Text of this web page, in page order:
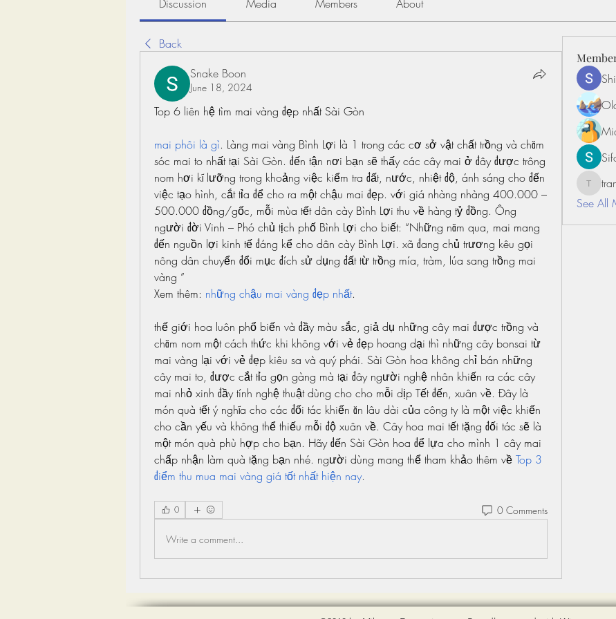
Discussion Media Members About
Back
Snake Boon
June 18, 2024
Top 6 liên hệ tìm mai vàng đẹp nhất Sài Gòn
mai phôi là gì. Làng mai vàng Bình Lợi là 1 trong các cơ sở vật chất trồng và chăm
sóc mai to nhất tại Sài Gòn. đến tận nơi bạn sẽ thấy các cây mai ở đây được trông
nom hơi kĩ lưỡng trong khoảng việc kiểm tra đất, nước, nhiệt độ, ánh sáng cho đến
việc tạo hình, cắt tỉa để cho ra một chậu mai đẹp. với giá nhàng nhàng 400.000 –
500.000 đồng/gốc, mỗi mùa tết dân cày Bình Lợi thu về hàng tỷ đồng. Ông
người đời Vinh – Phó chủ tịch phố Bình Lợi cho biết: “Những năm qua, mai mang
đến nguồn lợi kinh tế đáng kể cho dân cày Bình Lợi. xã đang chủ trương kêu gọi
nông dân chuyển đổi mục đích sử dụng đất từ trồng mía, tràm, lúa sang trồng mai
vàng ”
Xem thêm: những chậu mai vàng đẹp nhất.
thế giới hoa luôn phổ biến và đầy màu sắc, giả dụ những cây mai được trồng và
chăm nom một cách thức khi không với vẻ đẹp hoang dại thì những cây bonsai từ
mai vàng lại với vẻ đẹp kiêu sa và quý phái. Sài Gòn hoa không chỉ bán những
cây mai to, được cắt tỉa gọn gàng mà tại đây người nghệ nhân khiến ra các cây
mai nhỏ xinh đầy tính nghệ thuật dùng cho cho mỗi dịp Tết đến, xuân về. Đây là
món quà tết ý nghĩa cho các đối tác khiến ăn lâu dài của công ty là một việc khiến
cho cần yếu và không thể thiếu mỗi độ xuân về. Cây hoa mai tết tặng đối tác sẽ là
một món quà phù hợp cho bạn. Hãy đến Sài Gòn hoa để lựa cho mình 1 cây mai
chấp nhận làm quà tặng bạn nhé. người dùng mang thể tham khảo thêm về Top 3
điểm thu mua mai vàng giá tốt nhất hiện nay.
0 0 Comments
Write a comment...
See All